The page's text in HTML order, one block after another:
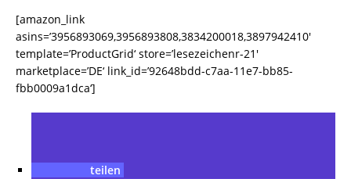
[amazon_link
asins=’3956893069,3956893808,3834200018,3897942410′
template=’ProductGrid‘ store=’lesezeichenr-21′
marketplace=’DE‘ link_id=’92648bdd-c7aa-11e7-bb85-
fbb0009a1dca‘]
teilen